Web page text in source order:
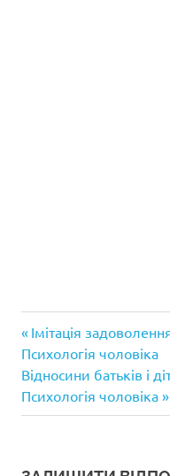
Навігація
записів
Попередній
запис:
Імітація
Психологія чоловіка
Наступний
запис:
Відносини батьків і
Психологія чоловіка